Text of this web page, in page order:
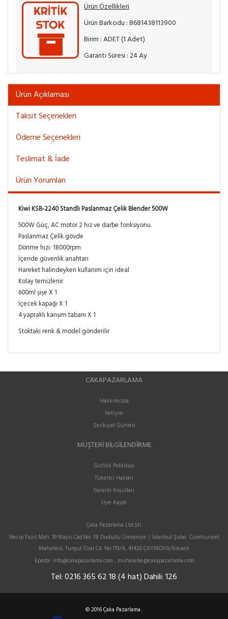
Ürün Özellikleri
Ürün Barkodu : 8681438113900
Birim : ADET (1 Adet)
Garanti Süresi : 24 Ay
Ürün Açıklaması
Taksit Seçenekleri
Ödeme Seçenekleri
Teslimat & İade
Ürün Yorumları
Kiwi KSB-2240 Standlı Paslanmaz Çelik Blender 500W
500W Güç, AC motor 2 hız ve darbe fonksiyonu.
Paslanmaz Çelik gövde
Dönme hızı: 18000rpm
İçeride güvenlik anahtarı
Hareket halindeyken kullanım için ideal
Kolay temizlenir
600ml şişe X 1
İçecek kapağı X 1
4 yapraklı karışım tabanı X 1
Stoktaki renk & model gönderilir
CAKAPAZARLAMA
Hakkımızda
İletişim
Sevkiyat Günleri
MÜŞTERI BILGILENDIRME
Gizlilik Politikası
Tüketici Hakları
Garanti Koşulları
Üye Kaydı
Çaka Pazarlama Ltd.Şti.
Necip Fazıl Mah. 19 Mayıs Cad.No: 18 Dudullu Ümraniye / İstanbul Şube: Cumhuriyet
Mahallesi, Turgut Özal Cd. No:119/A, 41420 ÇAYIROVA/Kocaeli
Eposta: info@cakapazarlama.com , muhasebe@cakapazarlama.com
Tel:0216 365 62 18 (4 hat) Dahili: 126
© 2016 Çaka Pazarlama .